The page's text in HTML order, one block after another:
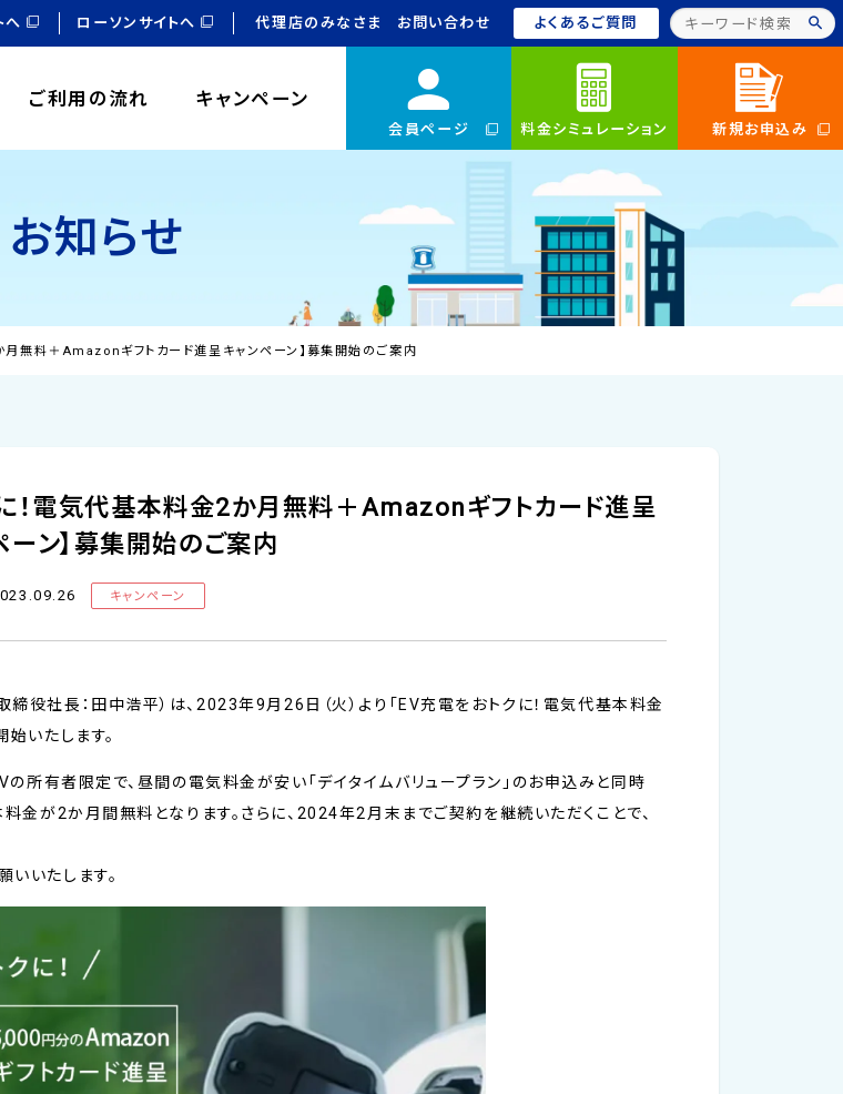
会員ページ 料金シミュレーション 新規お申込み
ご利用の流れ キャンペーン
へ ローソンサイトへ 代理店のみなさま お問い合わせ よくあるご質問
お知らせ
月無料＋Amazonギフトカード進呈キャンペーン】募集開始のご案内
！電気代基本料金2か月無料＋Amazonギフトカード進呈
ーン】募集開始のご案内
キャンペーン
役社長：田中浩平）は、2023年9月26日（火）より「EV充電をおトクに！電気代基本料金
いたします。
の所有者限定で、昼間の電気料金が安い「デイタイムバリュープラン」のお申込みと同時
金が2か月間無料となります。さらに、2024年2月末までご契約を継続いただくことで、
いいたします。